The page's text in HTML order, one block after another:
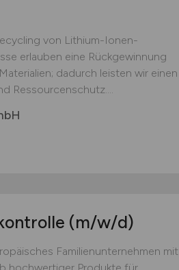
von Lithium-Ionen-
erlauben eine Rückgewinnung
dadurch leisten wir einen
Ressourcenschutz....
(m/w/d)
Familienunternehmen mit